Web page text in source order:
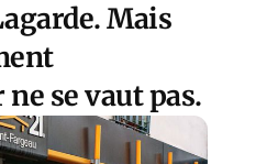
Mais
se vaut pas.